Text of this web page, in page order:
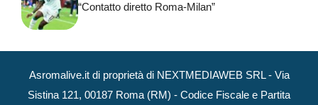
“Contatto diretto Roma-Milan”
Asromalive.it di proprietà di NEXTMEDIAWEB SRL - Via
Sistina 121, 00187 Roma (RM) - Codice Fiscale e Partita